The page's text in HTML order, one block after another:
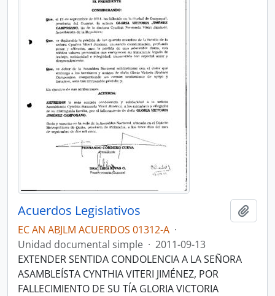
Acuerdos Legislativos
EC AN ABJLM ACUERDOS 01312-A ·
Unidad documental simple · 2011-09-13
EXTENDER SENTIDA CONDOLENCIA A LA SEÑORA
ASAMBLEÍSTA CYNTHIA VITERI JIMÉNEZ, POR
FALLECIMIENTO DE SU TÍA GLORIA VICTORIA